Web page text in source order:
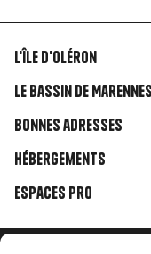
Liens
rubriques
L'île d'Oléron
Le Bassin de Marennes
Bonnes adresses
Hébergements
Espaces Pro